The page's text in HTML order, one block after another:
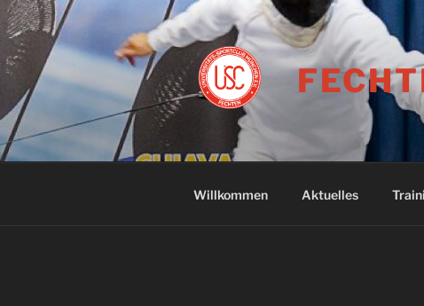
Zum
Inhalt
springen
Willkommen Aktuelles